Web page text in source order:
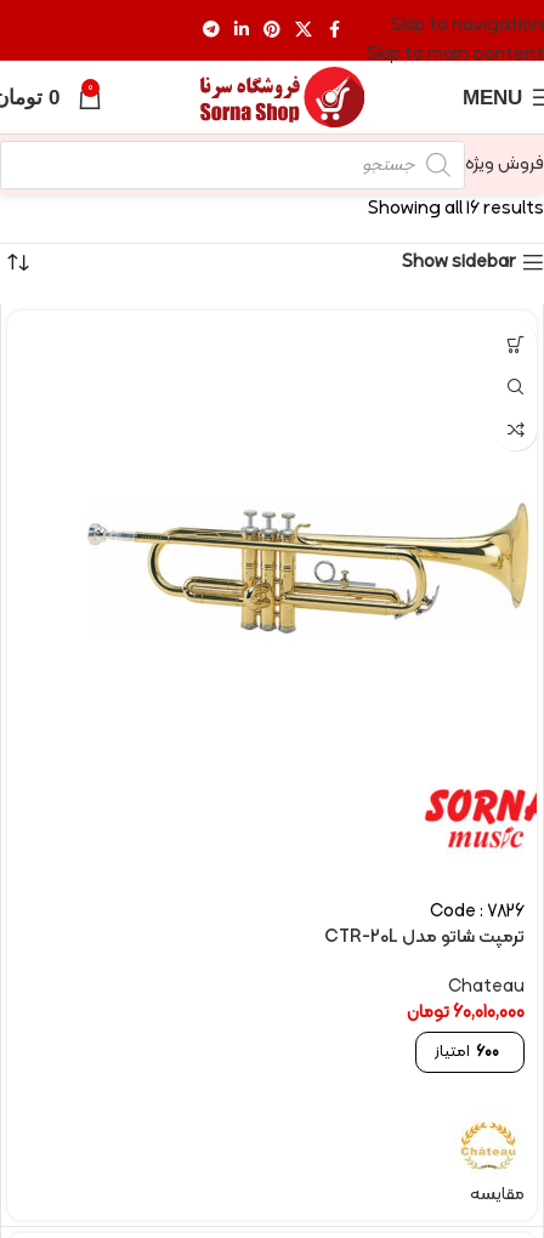
Skip to navigation
Skip to main content
MENU
0
0
فروش ویژه
Showing all 16 results
Show sidebar
Code : 7826
ترمپت شاتو مدل CTR-20L
Chateau
60,010,000تومان
600 امتیاز
مقایسه